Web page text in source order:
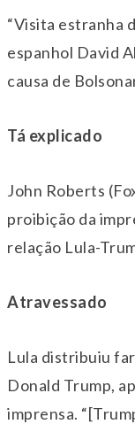
“Visita estranha
espanhol David
causa de
Tá explicado
John Roberts
proibição da
relação Lula-
Atravessado
Lula distribuiu
Donald Trump,
imprensa.